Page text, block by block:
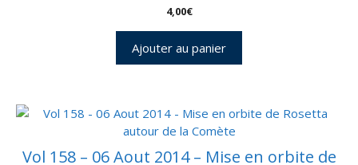
4,00€
Ajouter au panier
Vol 158 – 06 Aout 2014 – Mise en orbite de